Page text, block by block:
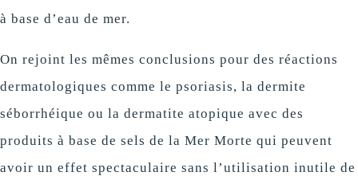
à base d’eau de mer.
On rejoint les mêmes conclusions pour des réactions
dermatologiques comme le psoriasis, la dermite
séborrhéique ou la dermatite atopique avec des
produits à base de sels de la Mer Morte qui peuvent
avoir un effet spectaculaire sans l’utilisation inutile de